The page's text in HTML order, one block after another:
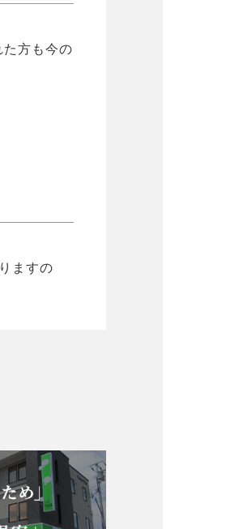
方も今の
ますの